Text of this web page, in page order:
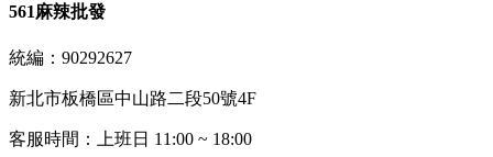
561麻辣批發
統編：90292627
新北市板橋區中山路二段50號4F
客服時間：上班日 11:00 ~ 18:00